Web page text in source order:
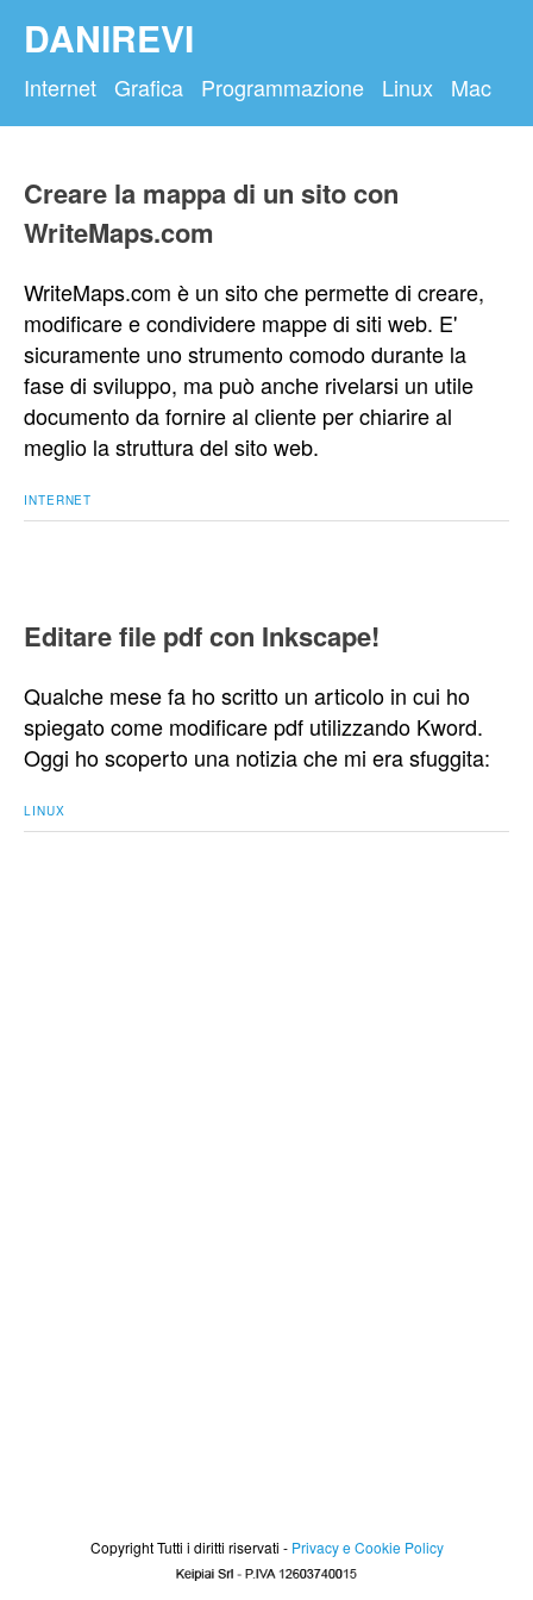
DANIREVI
Internet Grafica Programmazione Linux Mac
Creare la mappa di un sito con
WriteMaps.com
WriteMaps.com è un sito che permette di creare,
modificare e condividere mappe di siti web. E'
sicuramente uno strumento comodo durante la
fase di sviluppo, ma può anche rivelarsi un utile
documento da fornire al cliente per chiarire al
meglio la struttura del sito web.
INTERNET
Editare file pdf con Inkscape!
Qualche mese fa ho scritto un articolo in cui ho
spiegato come modificare pdf utilizzando Kword.
Oggi ho scoperto una notizia che mi era sfuggita:
LINUX
Copyright Tutti i diritti riservati - Privacy e Cookie Policy